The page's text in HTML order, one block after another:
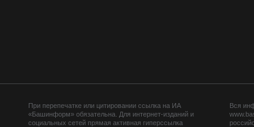
При перепечатке или цитировании ссылка на ИА
«Башинформ» обязательна. Для интернет-изданий и
социальных сетей прямая активная гиперссылка
Вся